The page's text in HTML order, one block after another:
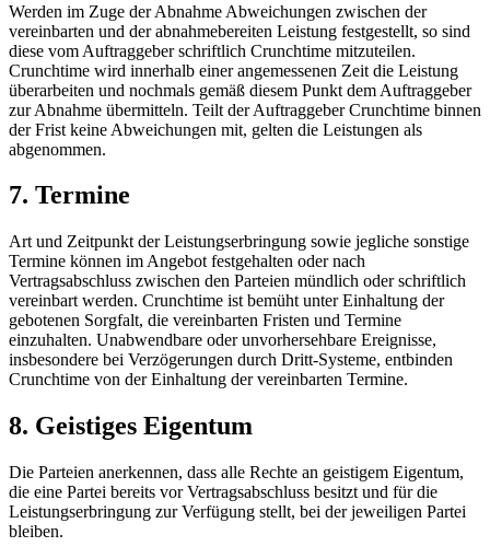
Werden im Zuge der Abnahme Abweichungen zwischen der
vereinbarten und der abnahmebereiten Leistung festgestellt, so sind
diese vom Auftraggeber schriftlich Crunchtime mitzuteilen.
Crunchtime wird innerhalb einer angemessenen Zeit die Leistung
überarbeiten und nochmals gemäß diesem Punkt dem Auftraggeber
zur Abnahme übermitteln. Teilt der Auftraggeber Crunchtime binnen
der Frist keine Abweichungen mit, gelten die Leistungen als
abgenommen.
7. Termine
Art und Zeitpunkt der Leistungserbringung sowie jegliche sonstige
Termine können im Angebot festgehalten oder nach
Vertragsabschluss zwischen den Parteien mündlich oder schriftlich
vereinbart werden. Crunchtime ist bemüht unter Einhaltung der
gebotenen Sorgfalt, die vereinbarten Fristen und Termine
einzuhalten. Unabwendbare oder unvorhersehbare Ereignisse,
insbesondere bei Verzögerungen durch Dritt-Systeme, entbinden
Crunchtime von der Einhaltung der vereinbarten Termine.
8. Geistiges Eigentum
Die Parteien anerkennen, dass alle Rechte an geistigem Eigentum,
die eine Partei bereits vor Vertragsabschluss besitzt und für die
Leistungserbringung zur Verfügung stellt, bei der jeweiligen Partei
bleiben.